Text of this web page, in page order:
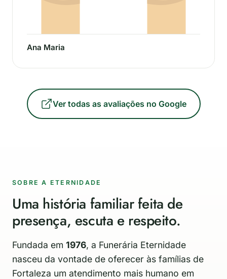
Ana Maria
Ver todas as avaliações no Google
SOBRE A ETERNIDADE
Uma história familiar feita de
presença, escuta e respeito.
Fundada em 1976, a Funerária Eternidade
nasceu da vontade de oferecer às famílias de
Fortaleza um atendimento mais humano em